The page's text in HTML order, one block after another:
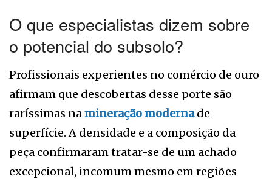
O que especialistas dizem sobre
o potencial do subsolo?
Profissionais experientes no comércio de ouro
afirmam que descobertas desse porte são
raríssimas na mineração modernade
superfície. A densidade e a composição da
peça confirmaram tratar-se de um achado
excepcional, incomum mesmo em regiões